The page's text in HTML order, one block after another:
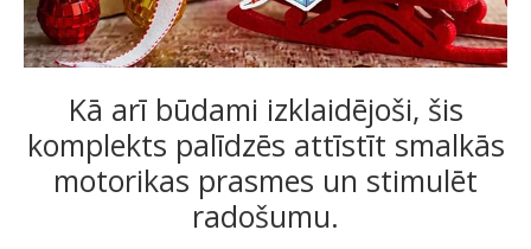
Kā arī būdami izklaidējoši, šis
komplekts palīdzēs attīstīt smalkās
motorikas prasmes un stimulēt
radošumu.